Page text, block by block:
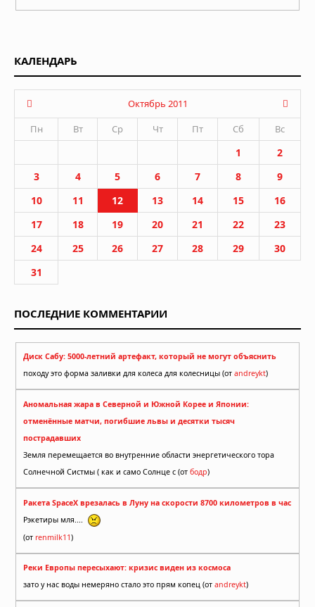
КАЛЕНДАРЬ
Октябрь 2011
Пн
Вт Ср Чт Пт Сб Вс
1
2
3
4 5 6 7 8
9
10
11 12 13 14 15
16
17
18 19 20 21 22
23
24
25 26 27 28 29
30
31
ПОСЛЕДНИЕ КОММЕНТАРИИ
Диск Сабу: 5000-летний артефакт, который не могут объяснить
походу это форма заливки для колеса для колесницы (от andreykt)
Аномальная жара в Северной и Южной Корее и Японии:
отменённые матчи, погибшие львы и десятки тысяч
пострадавших
Земля перемещается во внутренние области энергетического тора
Солнечной Систмы ( как и само Солнце с (от бодр)
Ракета SpaceX врезалась в Луну на скорости 8700 километров в час
Рэкетиры мля....
(от renmilk11)
Реки Европы пересыхают: кризис виден из космоса
зато у нас воды немеряно стало это прям копец (от andreykt)